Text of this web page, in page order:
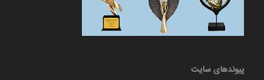
پیوندهای سایت